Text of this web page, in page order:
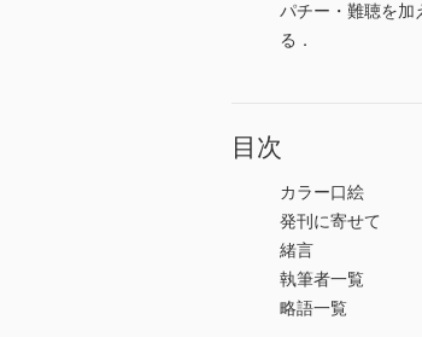
パチー・難聴を加
る．
目次
カラー口絵
発刊に寄せて
緒言
執筆者一覧
略語一覧